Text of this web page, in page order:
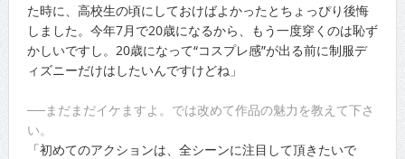
た時に、高校生の頃にしておけばよかったとちょっぴり後悔
しました。今年7月で20歳になるから、もう一度穿くのは恥ず
かしいですし。20歳になって“コスプレ感”が出る前に制服デ
ィズニーだけはしたいんですけどね」
──まだまだイケますよ。では改めて作品の魅力を教えて下さ
い。
「初めてのアクションは、全シーンに注目して頂きたいで